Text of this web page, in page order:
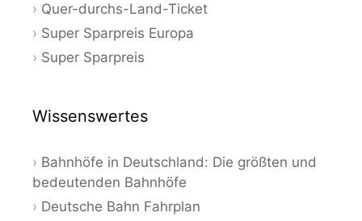
Quer-durchs-Land-Ticket
Super Sparpreis Europa
Super Sparpreis
Wissenswertes
Bahnhöfe in Deutschland: Die größten und
bedeutenden Bahnhöfe
Deutsche Bahn Fahrplan